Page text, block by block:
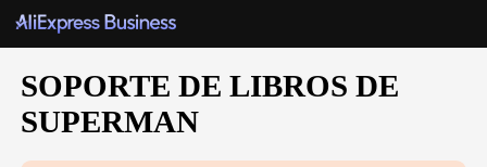
SOPORTE DE LIBROS DE
SUPERMAN